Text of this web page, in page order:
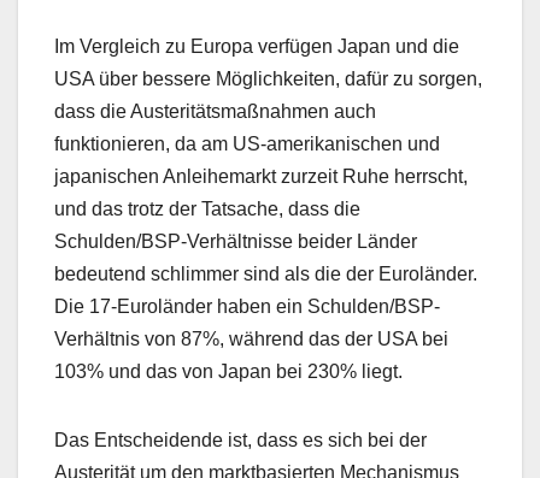
Im Vergleich zu Europa verfügen Japan und die
USA über bessere Möglichkeiten, dafür zu sorgen,
dass die Austeritätsmaßnahmen auch
funktionieren, da am US-amerikanischen und
japanischen Anleihemarkt zurzeit Ruhe herrscht,
und das trotz der Tatsache, dass die
Schulden/BSP-Verhältnisse beider Länder
bedeutend schlimmer sind als die der Euroländer.
Die 17-Euroländer haben ein Schulden/BSP-
Verhältnis von 87%, während das der USA bei
103% und das von Japan bei 230% liegt.
Das Entscheidende ist, dass es sich bei der
Austerität um den marktbasierten Mechanismus